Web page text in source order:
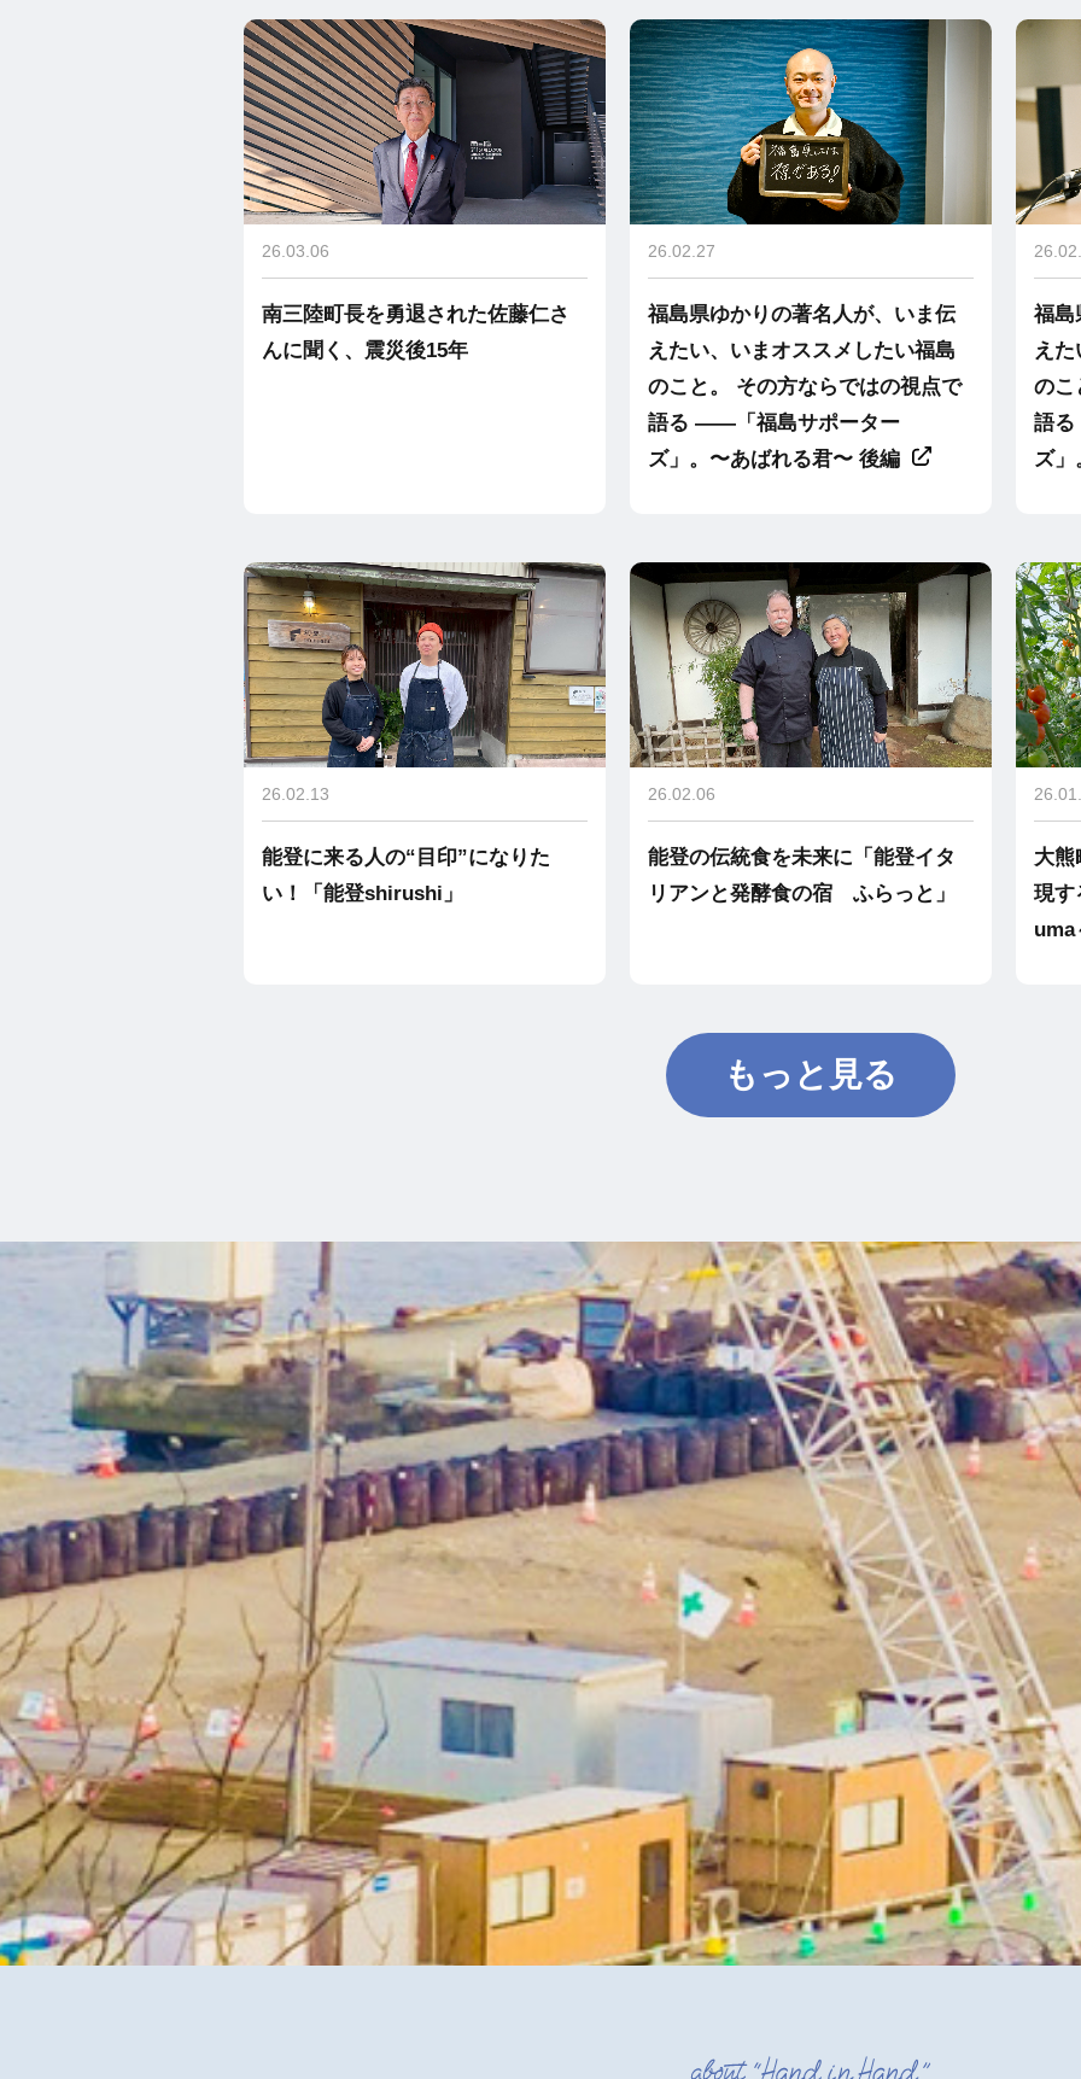
26.03.06
南三陸町長を勇退された佐藤仁さ
んに聞く、震災後15年
26.02.27
福島県ゆかりの著名人が、いま伝
えたい、いまオススメしたい福島
のこと。 その方ならではの視点で
語る ――「福島サポーター
ズ」。〜あばれる君〜 後編
福島
え
のこ
語
ズ」
26.02.13
能登に来る人の“目印”になりた
い！「能登shirushi」
26.02.06
能登の伝統食を未来に「能登イタ
リアンと発酵食の宿 ふらっと」
大熊
現す
uma
もっと見る